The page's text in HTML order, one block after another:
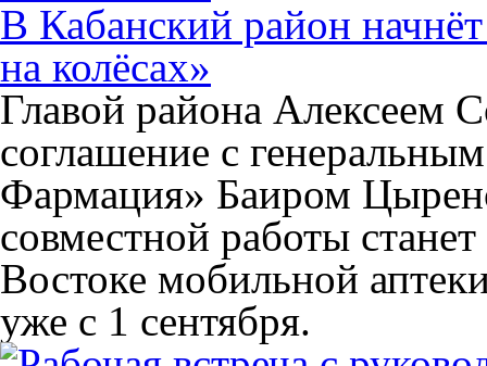
В Кабанский район
на колёсах»
Главой района Алексеем
соглашение с
Фармация» Баиром
совместной работы
Востоке мобильной
уже с 1 сентября.